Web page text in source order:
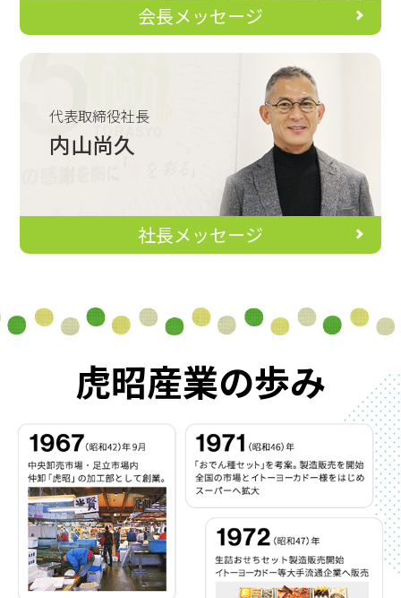
会長メッセージ
代表取締役社長
内山尚久
社長メッセージ
虎昭産業の歩み